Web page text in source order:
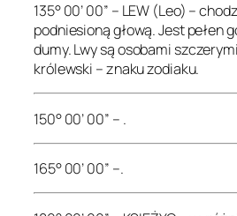
135° 00’ 00” – LEW (Leo) –
podniesioną głową. Jest pełen
dumy. Lwy są osobami
królewski – znaku zodiaku.
150° 00’ 00” – .
165° 00’ 00” –.